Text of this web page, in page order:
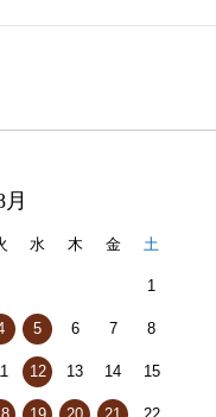
水 木 金 土
1
5 6 7 8
12 13 14 15